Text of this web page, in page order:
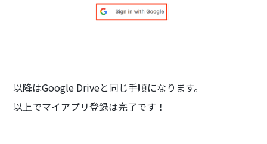
以降はGoogle Driveと同じ手順になります。
以上でマイアプリ登録は完了です！